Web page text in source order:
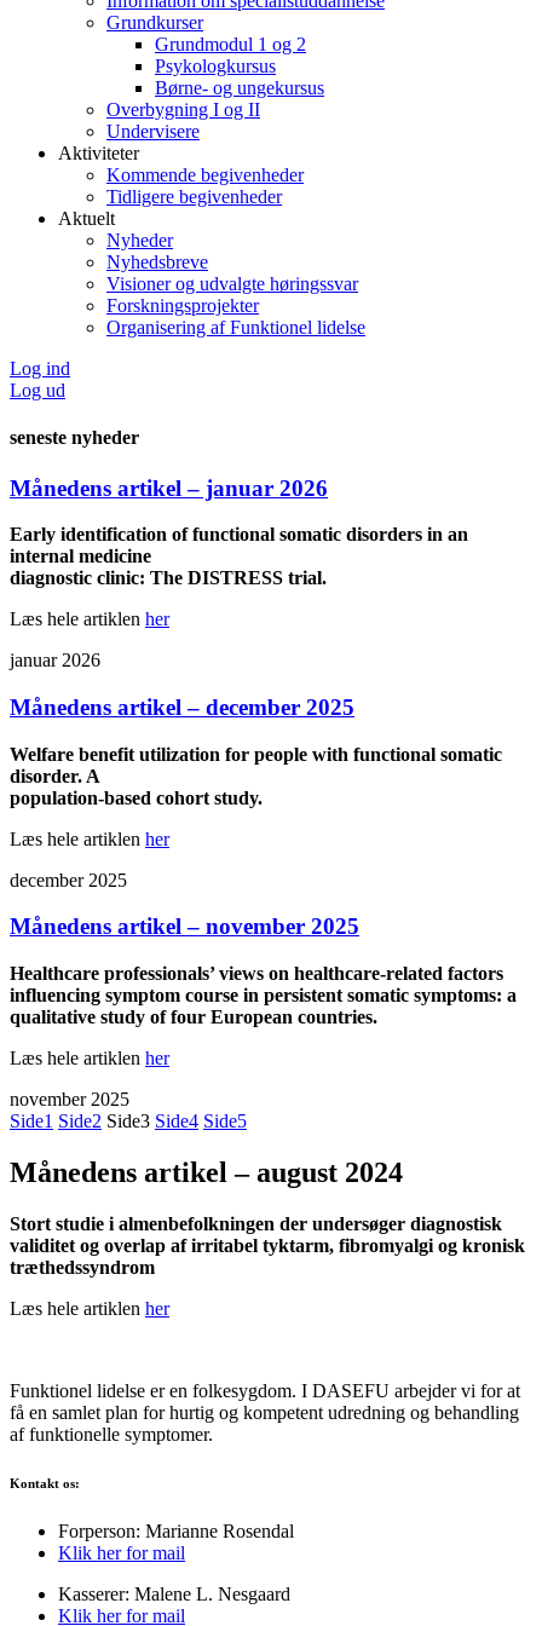
Grundkurser
Grundmodul 1 og 2
Psykologkursus
Børne- og ungekursus
Overbygning I og II
Undervisere
Aktiviteter
Kommende begivenheder
Tidligere begivenheder
Aktuelt
Nyheder
Nyhedsbreve
Visioner og udvalgte høringssvar
Forskningsprojekter
Organisering af Funktionel lidelse
Log ind
Log ud
seneste nyheder
Månedens artikel – januar 2026
Early identification of functional somatic disorders in an
internal medicine
diagnostic clinic: The DISTRESS trial.
Læs hele artiklen her
januar 2026
Månedens artikel – december 2025
Welfare benefit utilization for people with functional somatic
disorder. A
population-based cohort study.
Læs hele artiklen her
december 2025
Månedens artikel – november 2025
Healthcare professionals’ views on healthcare-related factors
influencing symptom course in persistent somatic symptoms: a
qualitative study of four European countries.
Læs hele artiklen her
november 2025
Side1 Side2 Side3 Side4 Side5
Månedens artikel – august 2024
Stort studie i almenbefolkningen der undersøger diagnostisk
validitet og overlap af irritabel tyktarm, fibromyalgi og kronisk
træthedssyndrom
Læs hele artiklen her
Funktionel lidelse er en folkesygdom. I DASEFU arbejder vi for at
få en samlet plan for hurtig og kompetent udredning og behandling
af funktionelle symptomer.
Kontakt os:
Forperson: Marianne Rosendal
Klik her for mail
Kasserer: Malene L. Nesgaard
Klik her for mail